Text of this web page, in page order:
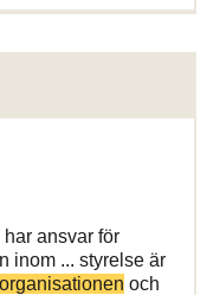
ansvar för
inom ... styrelse är
organisationen och